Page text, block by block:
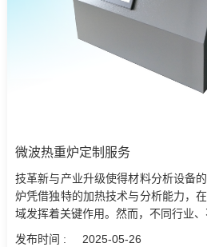
微波热重炉定制服务
技革新与产业升级使得材料分析设备
炉凭借独特的加热技术与分析能力，
域发挥着关键作用。然而，不同行业
发布时间 :
2025-05-26